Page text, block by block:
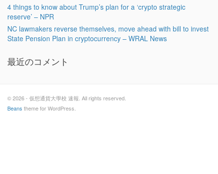
4 things to know about Trump’s plan for a ‘crypto strategic
reserve’ – NPR
NC lawmakers reverse themselves, move ahead with bill to invest
State Pension Plan in cryptocurrency – WRAL News
最近のコメント
© 2026 - 仮想通貨大學校 速報. All rights reserved.
Beans theme for WordPress.